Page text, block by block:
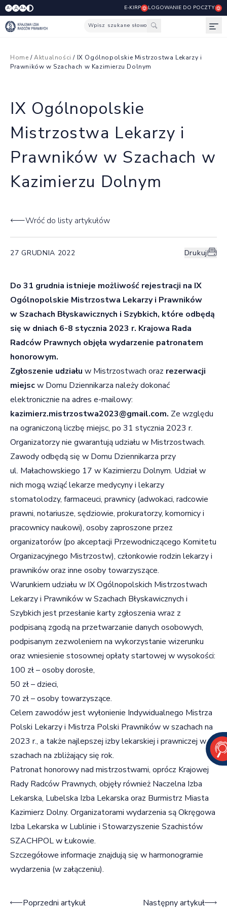
A- A A+ E-KIRP LOGOWANIE DO POCZTY
Wpisz szukane słowo
Home /Aktualności / IX Ogólnopolskie Mistrzostwa Lekarzy i
Prawników w Szachach w Kazimierzu Dolnym
IX Ogólnopolskie
Mistrzostwa Lekarzy i
Prawników w Szachach w
Kazimierzu Dolnym
Wróć do listy artykułów
27 GRUDNIA 2022 Drukuj
Do 31 grudnia istnieje możliwość rejestracji na IX
Ogólnopolskie Mistrzostwa Lekarzy i Prawników
w Szachach Błyskawicznych i Szybkich, które odbędą
się w dniach 6-8 stycznia 2023 r. Krajowa Rada
Radców Prawnych objęła wydarzenie patronatem
honorowym.
Zgłoszenie udziału w Mistrzostwach oraz rezerwacji
miejscw Domu Dziennikarza należy dokonać
elektronicznie na adres e-mailowy:
kazimierz.mistrzostwa2023@gmail.com. Ze względu
na ograniczoną liczbę miejsc, po 31 stycznia 2023 r.
Organizatorzy nie gwarantują udziału w Mistrzostwach.
Zawody odbędą się w Domu Dziennikarza przy
ul. Małachowskiego 17 w Kazimierzu Dolnym. Udział w
nich mogą wziąć lekarze medycyny i lekarzy
stomatolodzy, farmaceuci, prawnicy (adwokaci, radcowie
prawni, notariusze, sędziowie, prokuratorzy, komornicy i
pracownicy naukowi), osoby zaproszone przez
organizatorów (po akceptacji Przewodniczącego Komitetu
Organizacyjnego Mistrzostw), członkowie rodzin lekarzy i
prawników oraz inne osoby towarzyszące.
Warunkiem udziału w IX Ogólnopolskich Mistrzostwach
Lekarzy i Prawników w Szachach Błyskawicznych i
Szybkich jest przesłanie karty zgłoszenia wraz z
podpisaną zgodą na przetwarzanie danych osobowych,
podpisanym zezwoleniem na wykorzystanie wizerunku
oraz wniesienie stosownej opłaty startowej w wysokości:
100 zł – osoby dorosłe,
50 zł – dzieci,
70 zł – osoby towarzyszące.
Celem zawodów jest wyłonienie Indywidualnego Mistrza
Polski Lekarzy i Mistrza Polski Prawników w szachach na
2023 r., a także najlepszej izby lekarskiej i prawniczej w
szachach na zbliżający się rok.
Patronat honorowy nad mistrzostwami, oprócz Krajowej
Rady Radców Prawnych, objęły również Naczelna Izba
Lekarska, Lubelska Izba Lekarska oraz Burmistrz Miasta
Kazimierz Dolny. Organizatorami wydarzenia są Okręgowa
Izba Lekarska w Lublinie i Stowarzyszenie Szachistów
SZACHPOL w Łukowie.
Szczegółowe informacje znajdują się w harmonogramie
wydarzenia (w załączeniu).
Nawigacja wpisu
Poprzedni artykuł Następny artykuł